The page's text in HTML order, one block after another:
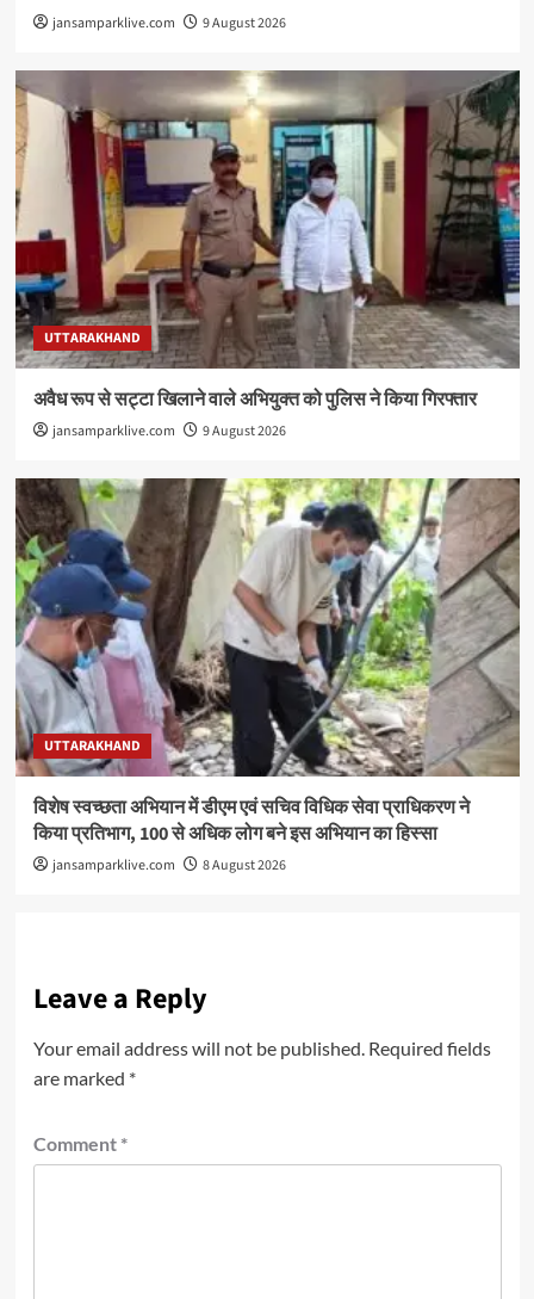
jansamparklive.com 9 August 2026
UTTARAKHAND
अवैध रूप से सट्टा खिलाने वाले अभियुक्त को पुलिस ने किया गिरफ्तार
jansamparklive.com 9 August 2026
UTTARAKHAND
विशेष स्वच्छता अभियान में डीएम एवं सचिव विधिक सेवा प्राधिकरण ने
किया प्रतिभाग, 100 से अधिक लोग बने इस अभियान का हिस्सा
jansamparklive.com 8 August 2026
Leave a Reply
Your email address will not be published. Required fields
are marked *
Comment *